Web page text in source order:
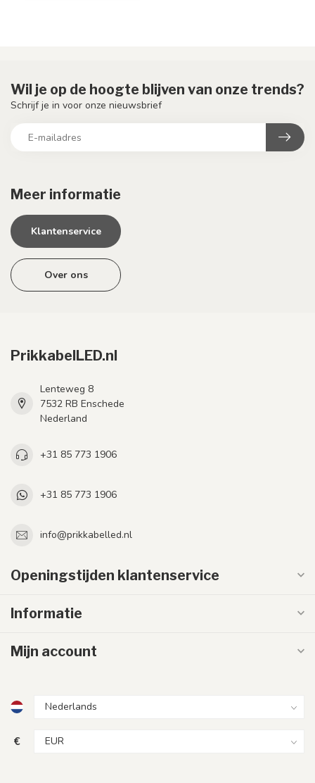
Meer informatie
Klantenservice
Over ons
Wil je op de hoogte blijven van onze trends?
Schrijf je in voor onze nieuwsbrief
PrikkabelLED.nl
Lenteweg 8
7532 RB Enschede
Nederland
+31 85 773 1906
+31 85 773 1906
info@prikkabelled.nl
Openingstijden klantenservice
Informatie
Mijn account
€